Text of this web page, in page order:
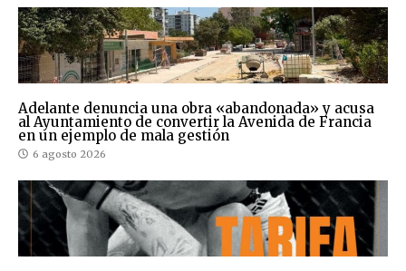
Adelante denuncia una obra «abandonada» y acusa
al Ayuntamiento de convertir la Avenida de Francia
en un ejemplo de mala gestión
6 agosto 2026